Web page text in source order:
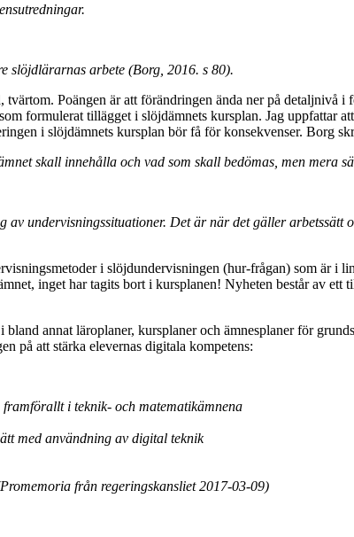
slöjdlärarnas arbete (Borg, 2016. s 80).
Poängen är att förändringen ända ner på detaljnivå
formulerat tillägget i slöjdämnets kursplan. Jag uppfattar
i slöjdämnets kursplan bör få för konsekvenser. Borg
skall innehålla och vad som skall bedömas, men mera
undervisningssituationer. Det är när det gäller
i slöjdundervisningen (hur-frågan) som är i
inget har tagits bort i kursplanen! Nyheten består av ett
annat läroplaner, kursplaner och ämnesplaner för
på att stärka elevernas digitala kompetens:
i teknik- och matematikämnena
med användning av digital teknik
från regeringskansliet 2017-03-09)